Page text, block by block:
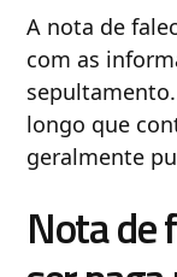
A nota de
com as
longo que
geralmente
Nota de